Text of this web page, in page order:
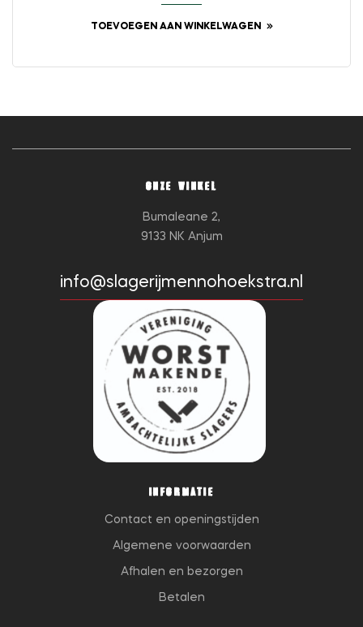
TOEVOEGEN AAN WINKELWAGEN
ONZE WINKEL
Bumaleane 2,
9133 NK Anjum
info@slagerijmennohoekstra.nl
INFORMATIE
Contact en openingstijden
Algemene voorwaarden
Afhalen en bezorgen
Betalen